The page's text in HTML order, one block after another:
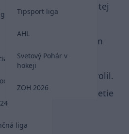
MS 2026
liga
Tipsport liga
AHL
Svetový Pohár v
hokeji
ZOH 2026
v poslednom kole tretej
Bratislava a následnom
pokračovanie nedovolil.
v tretej lige výborné tretie